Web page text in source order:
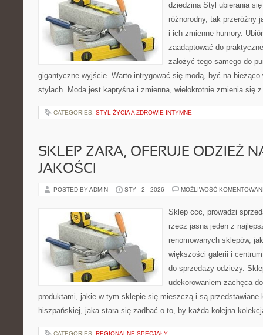
dziedziną Styl ubierania
różnorodny, tak przeróżny
i ich zmienne humory.
zaadaptować do
założyć tego samego do
gigantyczne wyjście. Warto intrygować się modą, być na
stylach. Moda jest kapryśna i zmienna, wielokrotnie zmienia się
CATEGORIES: STYL ŻYCIA A ZDROWIE INTYMNE
SKLEP ZARA, OFERUJE ODZIEŻ
JAKOŚCI
POSTED BY ADMIN STY - 2 - 2026 MOŻLIWOŚĆ
Sklep ccc, prowadzi
rzecz jasna jeden z
renomowanych sklepów,
większości galerii i
do sprzedaży odzieży.
udekorowaniem zachęca
produktami, jakie w tym sklepie się mieszczą i są
hiszpańskiej, jaka stara się zadbać o to, by każda kolejna
CATEGORIES: REGIONALNE SPECJAŁY